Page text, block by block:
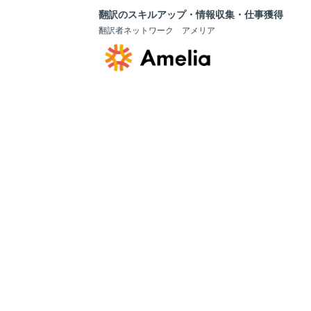
翻訳のスキルアップ・情報収集・仕事獲得
翻訳者ネットワーク アメリア